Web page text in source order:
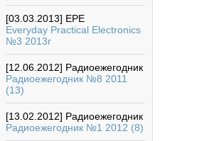
[03.03.2013] EPE
Everyday Practical Electronics
№3 2013г
[12.06.2012] Радиоежегодник
Радиоежегодник №8 2011
(13)
[13.02.2012] Радиоежегодник
Радиоежегодник №1 2012 (8)